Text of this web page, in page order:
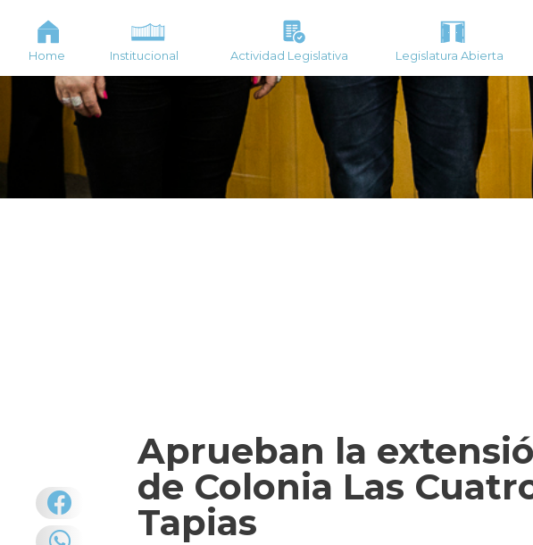
Home Institucional Actividad Legislativa Legislatura Abierta
Aprueban la
de Colonia Las
Tapias